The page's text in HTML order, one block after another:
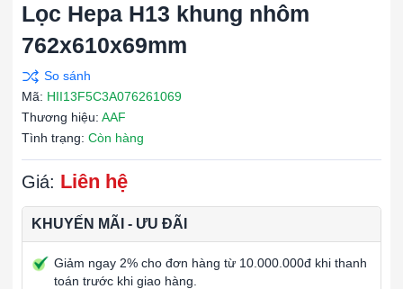
Lọc Hepa H13 khung nhôm
762x610x69mm
Mã: HII13F5C3A076261069
Thương hiệu: AAF
Tình trạng: Còn hàng
Giá: Liên hệ
KHUYẾN MÃI - ƯU ĐÃI
Giảm ngay 2% cho đơn hàng từ 10.000.000đ khi thanh
toán trước khi giao hàng.